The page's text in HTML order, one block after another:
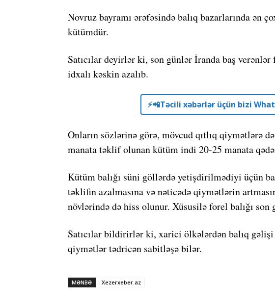
Novruz bayramı ərəfəsində balıq bazarlarında ən
kütümdür.
Satıcılar deyirlər ki, son günlər İranda baş
idxalı kəskin azalıb.
⚡️📲Təcili xəbərlər üçün bizi
Onların sözlərinə görə, mövcud qıtlıq qiymətlərə
manata təklif olunan kütüm indi 20-25 manata
Kütüm balığı süni göllərdə yetişdirilmədiyi üçün
təklifin azalmasına və nəticədə qiymətlərin
növlərində də hiss olunur. Xüsusilə forel balığı son
Satıcılar bildirirlər ki, xarici ölkələrdən balıq
qiymətlər tədricən sabitləşə bilər.
MƏNBƏ Xezerxeber.az